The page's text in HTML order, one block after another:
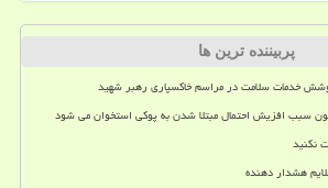
پربیننده ترین ها
خدمات سلامت در مراسم خاکسپاری رهبر شهید
سبب افزیش احتمال مبتلا شدن به پوکی استخوان می شود
نکنید
هشدار دهنده